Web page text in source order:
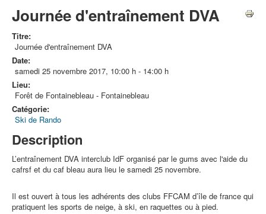
Journée d'entraînement DVA
Titre:
Journée d'entraînement DVA
Date:
samedi 25 novembre 2017, 10:00 h - 14:00 h
Lieu:
Forêt de Fontainebleau - Fontainebleau
Catégorie:
Ski de Rando
Description
L’entraînement DVA interclub IdF organisé par le gums avec l'aide du
cafrsf et du caf bleau aura lieu le samedi 25 novembre.
Il est ouvert à tous les adhérents des clubs FFCAM d’île de france qui
pratiquent les sports de neige, à ski, en raquettes ou à pied.